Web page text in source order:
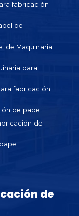
fabricación
de
de Maquinaria
para
fabricación
de papel
de
de